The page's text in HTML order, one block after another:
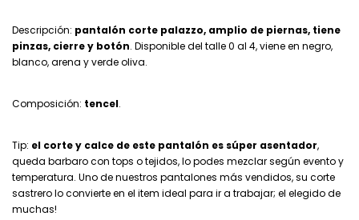
Descripción: pantalón corte palazzo, amplio de piernas, tiene
pinzas, cierre y botón. Disponible del talle 0 al 4, viene en negro,
blanco, arena y verde oliva.
Composición: tencel.
Tip: el corte y calce de este pantalón es súper asentador,
queda barbaro con tops o tejidos, lo podes mezclar según evento y
temperatura. Uno de nuestros pantalones más vendidos, su corte
sastrero lo convierte en el item ideal para ir a trabajar; el elegido de
muchas!